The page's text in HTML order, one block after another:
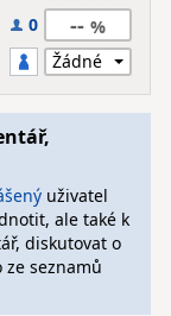
0 --
uživatel
ale také k
diskutovat o
seznamů